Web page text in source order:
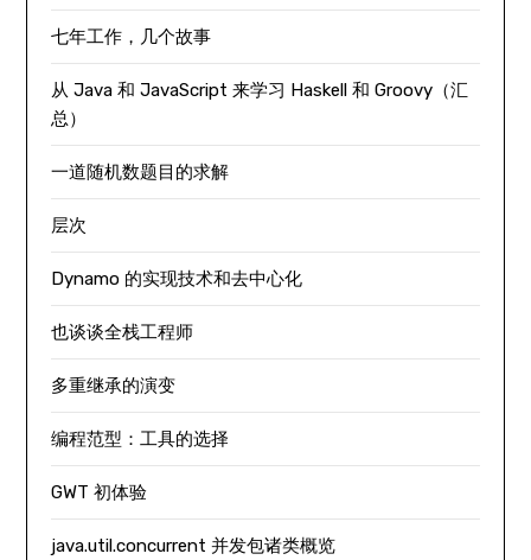
七年工作，几个故事
从 Java 和 JavaScript 来学习 Haskell 和 Groovy（汇
总）
一道随机数题目的求解
层次
Dynamo 的实现技术和去中心化
也谈谈全栈工程师
多重继承的演变
编程范型：工具的选择
GWT 初体验
java.util.concurrent 并发包诸类概览